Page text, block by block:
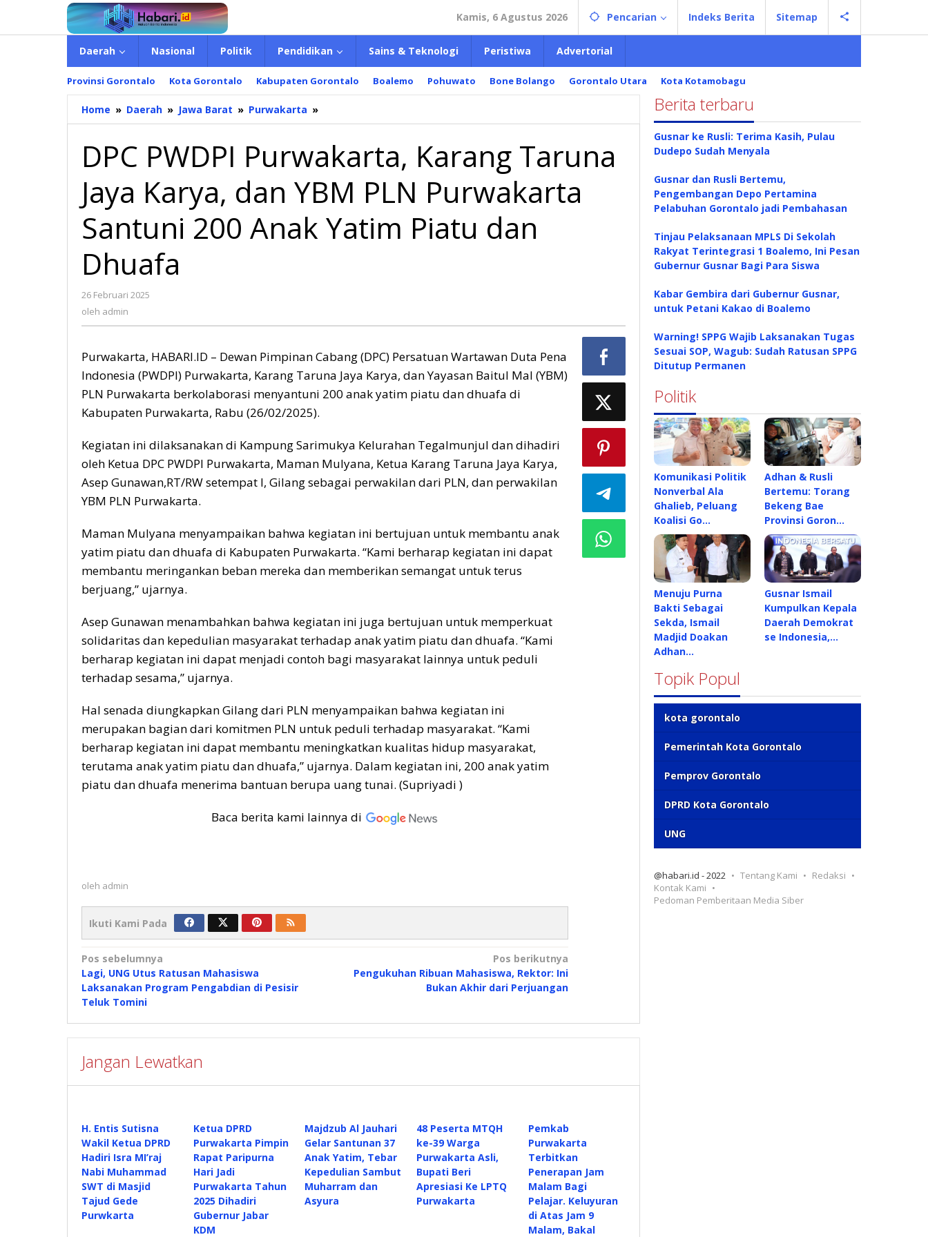
konten
Kamis, 6 Agustus 2026 Pencarian Indeks Berita Sitemap
Daerah Nasional Politik Pendidikan Sains & Teknologi Peristiwa Advertorial
Provinsi Gorontalo Kota Gorontalo Kabupaten Gorontalo Boalemo Pohuwato Bone Bolango Gorontalo Utara Kota Kotamobagu
Home » Daerah » Jawa Barat » Purwakarta »
PWDPI
Karang
Taruna
Jaya
Karya,
YBM
PLN
Piatu
Dhuafa
DPC PWDPI Purwakarta, Karang Taruna
Jaya Karya, dan YBM PLN Purwakarta
Santuni 200 Anak Yatim Piatu dan
Dhuafa
26 Februari 2025
oleh admin
Purwakarta, HABARI.ID – Dewan Pimpinan Cabang (DPC) Persatuan Wartawan Duta Pena
Indonesia (PWDPI) Purwakarta, Karang Taruna Jaya Karya, dan Yayasan Baitul Mal (YBM)
PLN Purwakarta berkolaborasi menyantuni 200 anak yatim piatu dan dhuafa di
Kabupaten Purwakarta, Rabu (26/02/2025).
Kegiatan ini dilaksanakan di Kampung Sarimukya Kelurahan Tegalmunjul dan dihadiri
oleh Ketua DPC PWDPI Purwakarta, Maman Mulyana, Ketua Karang Taruna Jaya Karya,
Asep Gunawan,RT/RW setempat l, Gilang sebagai perwakilan dari PLN, dan perwakilan
YBM PLN Purwakarta.
Maman Mulyana menyampaikan bahwa kegiatan ini bertujuan untuk membantu anak
yatim piatu dan dhuafa di Kabupaten Purwakarta. “Kami berharap kegiatan ini dapat
membantu meringankan beban mereka dan memberikan semangat untuk terus
berjuang,” ujarnya.
Asep Gunawan menambahkan bahwa kegiatan ini juga bertujuan untuk memperkuat
solidaritas dan kepedulian masyarakat terhadap anak yatim piatu dan dhuafa. “Kami
berharap kegiatan ini dapat menjadi contoh bagi masyarakat lainnya untuk peduli
terhadap sesama,” ujarnya.
Hal senada diungkapkan Gilang dari PLN menyampaikan bahwa kegiatan ini
merupakan bagian dari komitmen PLN untuk peduli terhadap masyarakat. “Kami
berharap kegiatan ini dapat membantu meningkatkan kualitas hidup masyarakat,
terutama anak yatim piatu dan dhuafa,” ujarnya. Dalam kegiatan ini, 200 anak yatim
piatu dan dhuafa menerima bantuan berupa uang tunai. (Supriyadi )
Baca berita kami lainnya di
oleh admin
Ikuti Kami Pada
Navigasi
pos
Pos sebelumnya
Lagi, UNG Utus Ratusan Mahasiswa
Laksanakan Program Pengabdian di Pesisir
Teluk Tomini
Pos berikutnya
Pengukuhan Ribuan Mahasiswa, Rektor: Ini
Bukan Akhir dari Perjuangan
Jangan Lewatkan
H. Entis Sutisna
Wakil Ketua DPRD
Hadiri Isra MI’raj
Nabi Muhammad
SWT di Masjid
Tajud Gede
Purwkarta
Ketua DPRD
Purwakarta Pimpin
Rapat Paripurna
Hari Jadi
Purwakarta Tahun
2025 Dihadiri
Gubernur Jabar
KDM
Majdzub Al Jauhari
Gelar Santunan 37
Anak Yatim, Tebar
Kepedulian Sambut
Muharram dan
Asyura
48 Peserta MTQH
ke-39 Warga
Purwakarta Asli,
Bupati Beri
Apresiasi Ke LPTQ
Purwakarta
Pemkab
Purwakarta
Terbitkan
Penerapan Jam
Malam Bagi
Pelajar. Keluyuran
di Atas Jam 9
Malam, Bakal
Berita terbaru
Gusnar ke Rusli: Terima Kasih, Pulau
Dudepo Sudah Menyala
Gusnar dan Rusli Bertemu,
Pengembangan Depo Pertamina
Pelabuhan Gorontalo jadi Pembahasan
Tinjau Pelaksanaan MPLS Di Sekolah
Rakyat Terintegrasi 1 Boalemo, Ini Pesan
Gubernur Gusnar Bagi Para Siswa
Kabar Gembira dari Gubernur Gusnar,
untuk Petani Kakao di Boalemo
Warning! SPPG Wajib Laksanakan Tugas
Sesuai SOP, Wagub: Sudah Ratusan SPPG
Ditutup Permanen
Politik
Komunikasi Politik
Nonverbal Ala
Ghalieb, Peluang
Koalisi Go…
Adhan & Rusli
Bertemu: Torang
Bekeng Bae
Provinsi Goron…
Menuju Purna
Bakti Sebagai
Sekda, Ismail
Madjid Doakan
Adhan…
Gusnar Ismail
Kumpulkan Kepala
Daerah Demokrat
se Indonesia,…
Topik Popul
kota gorontalo
Pemerintah Kota Gorontalo
Pemprov Gorontalo
DPRD Kota Gorontalo
UNG
@habari.id - 2022 Tentang Kami
Redaksi
Kontak Kami
Pedoman Pemberitaan Media Siber